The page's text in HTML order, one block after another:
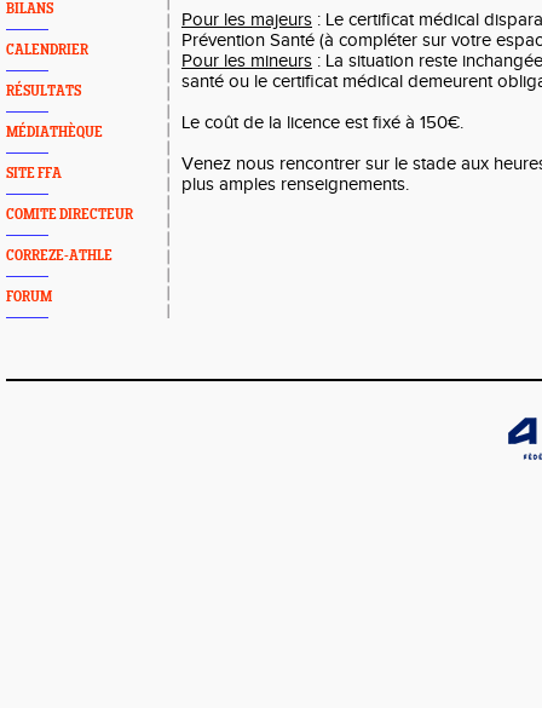
BILANS
CALENDRIER
RÉSULTATS
MÉDIATHÈQUE
SITE FFA
COMITE DIRECTEUR
CORREZE-ATHLE
FORUM
Pour les majeurs : Le certificat médical
Prévention Santé (à compléter sur votre
Pour les mineurs : La situation reste
santé ou le certificat médical demeurent
Le coût de la licence est fixé à 150€.
Venez nous rencontrer sur le stade aux
plus amples renseignements.